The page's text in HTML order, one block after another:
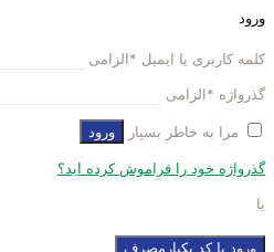
ورود
کلمه کاربری یا ایمیل *الزامی
گذرواژه *الزامی
مرا به خاطر بسپار ورود
گذرواژه خود را فراموش کرده اید؟
یا
ورود با کد یکبارمصرف